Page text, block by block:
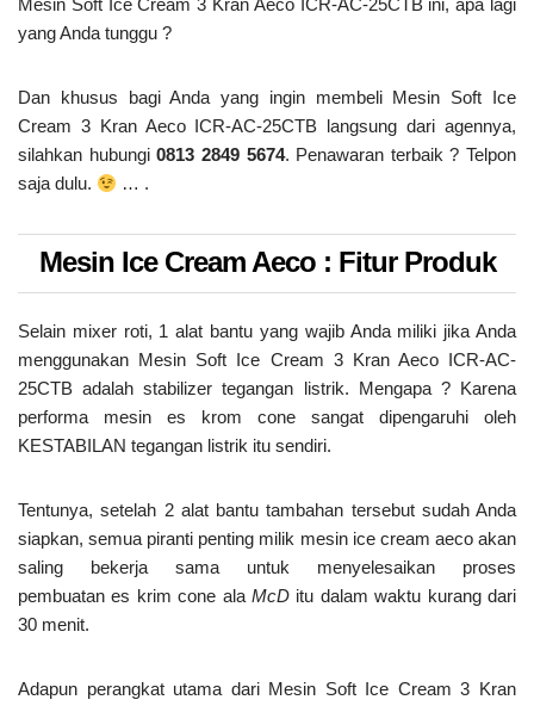
Mesin Soft Ice Cream 3 Kran Aeco ICR-AC-25CTB ini, apa lagi
yang Anda tunggu ?
Dan khusus bagi Anda yang ingin membeli Mesin Soft Ice
Cream 3 Kran Aeco ICR-AC-25CTB langsung dari agennya,
silahkan hubungi0813 2849 5674. Penawaran terbaik ? Telpon
saja dulu.
… .
Mesin Ice Cream Aeco : Fitur Produk
Selain mixer roti, 1 alat bantu yang wajib Anda miliki jika Anda
menggunakan Mesin Soft Ice Cream 3 Kran Aeco ICR-AC-
25CTB adalah stabilizer tegangan listrik. Mengapa ? Karena
performa mesin es krom cone sangat dipengaruhi oleh
KESTABILAN tegangan listrik itu sendiri.
Tentunya, setelah 2 alat bantu tambahan tersebut sudah Anda
siapkan, semua piranti penting milik mesin ice cream aeco akan
saling bekerja sama untuk menyelesaikan proses
pembuatan es krim cone ala McD itu dalam waktu kurang dari
30 menit.
Adapun perangkat utama dari Mesin Soft Ice Cream 3 Kran